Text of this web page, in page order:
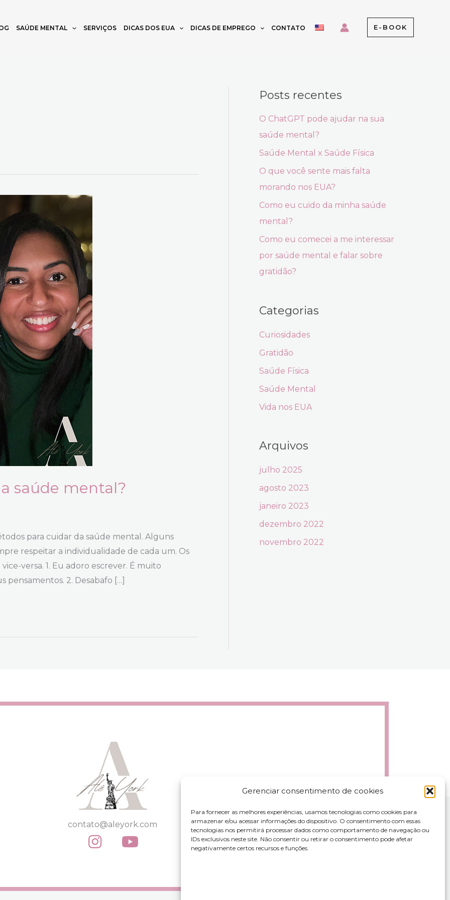
Gerenciar consentimento de cookies
Para fornecer as melhores experiências, usamos tecnologias como cookies para
armazenar e/ou acessar informações do dispositivo. O consentimento com essas
tecnologias nos permitirá processar dados como comportamento de navegação ou
IDs exclusivos neste site. Não consentir ou retirar o consentimento pode afetar
negativamente certos recursos e funções.
SAÚDE MENTAL SERVIÇOS DICAS DOS EUA DICAS DE EMPREGO CONTATO E-BOOK
saúde mental?
para cuidar da saúde mental. Alguns
respeitar a individualidade de cada um. Os
versa. 1. Eu adoro escrever. É muito
2. Desabafo […]
Posts recentes
O ChatGPT pode ajudar na sua
saúde mental?
Saúde Mental x Saúde Física
O que você sente mais falta
morando nos EUA?
Como eu cuido da minha saúde
mental?
Como eu comecei a me interessar
por saúde mental e falar sobre
gratidão?
Categorias
Curiosidades
Gratidão
Saúde Física
Saúde Mental
Vida nos EUA
Arquivos
julho 2025
agosto 2023
janeiro 2023
dezembro 2022
novembro 2022
contato@aleyork.com